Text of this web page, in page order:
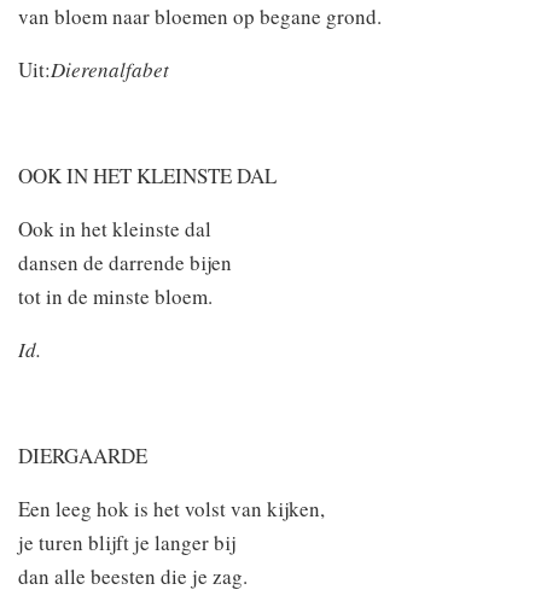
van bloem naar bloemen op begane grond.
Uit:Dierenalfabet
OOK IN HET KLEINSTE DAL
Ook in het kleinste dal
dansen de darrende bijen
tot in de minste bloem.
Id.
DIERGAARDE
Een leeg hok is het volst van kijken,
je turen blijft je langer bij
dan alle beesten die je zag.